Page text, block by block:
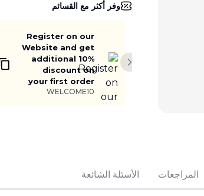
وفر أكثر مع القسائم
Register on our
Website and get
additional 10%
discount on
your first order
WELCOME10
Next slide
المراجعات الأسئلة الشائعة